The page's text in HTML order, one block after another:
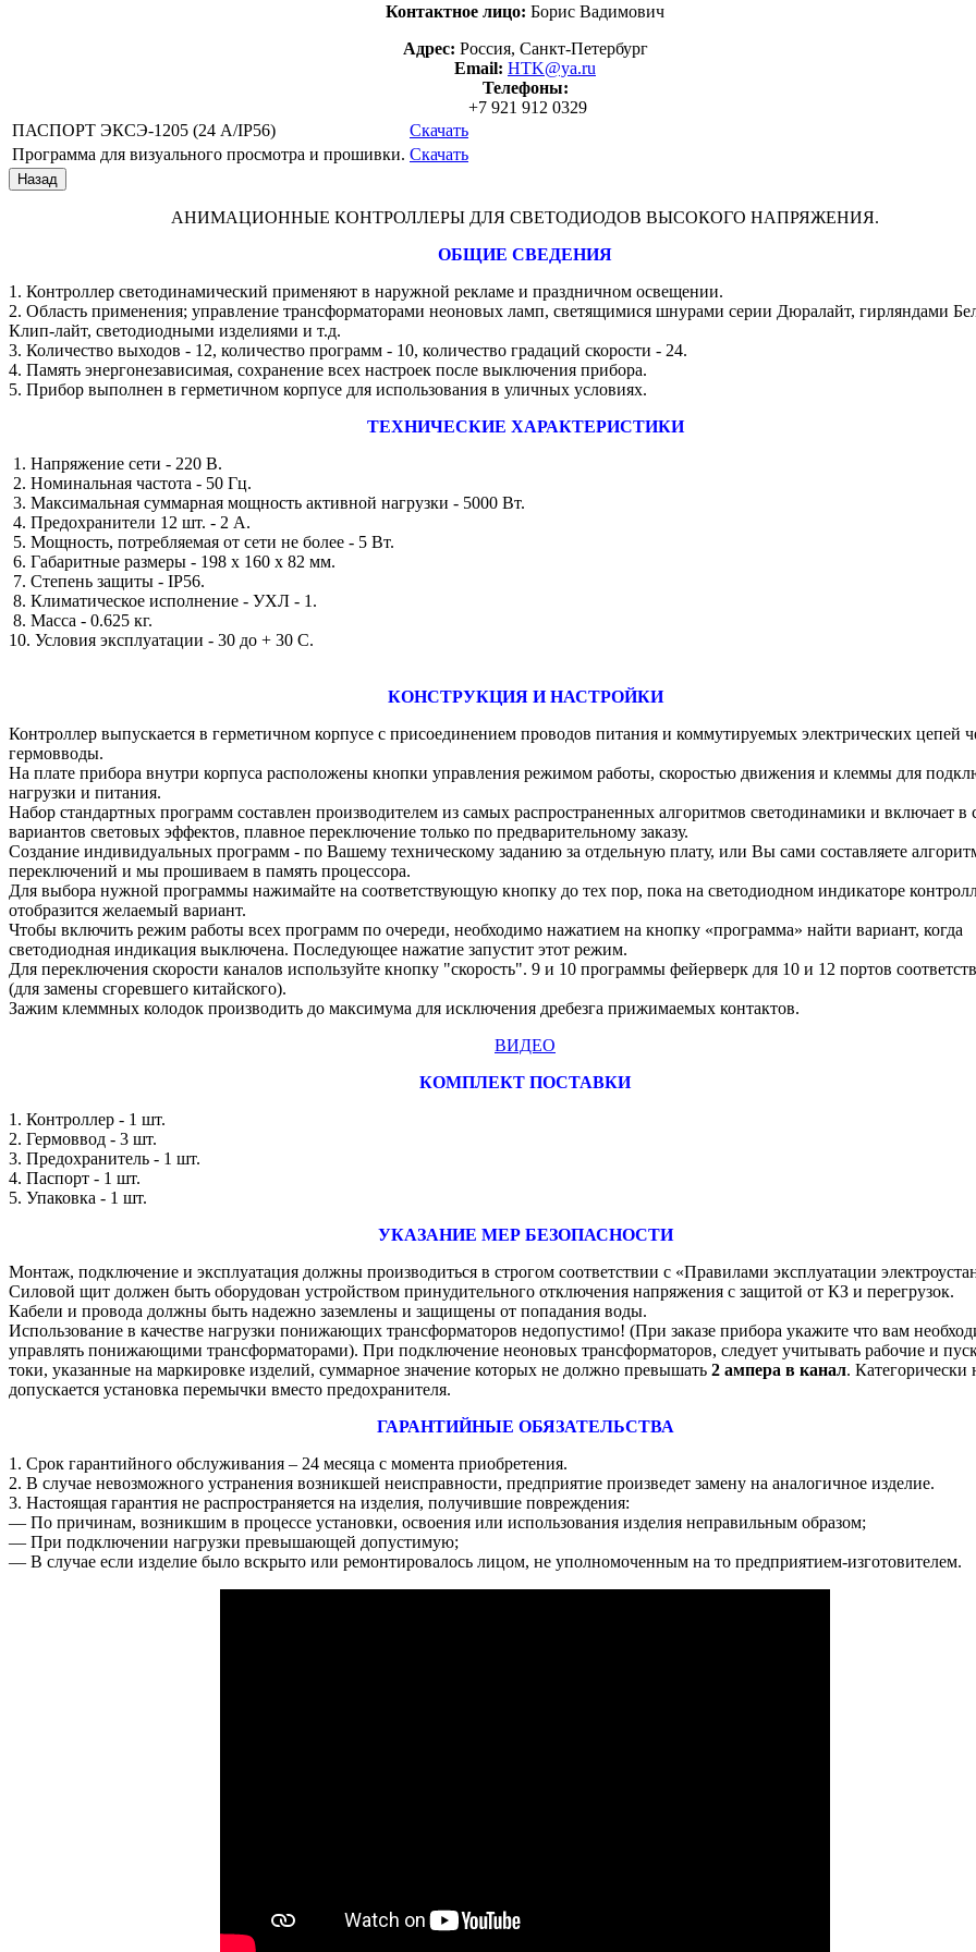
Контактное лицо: Борис Вадимович
Адрес: Россия, Санкт-Петербург
Email: HTK@ya.ru
Телефоны:
+7 921 912 0329
ПАСПОРТ ЭКСЭ-1205 (24 А/IP56)
Скачать
Программа для визуального просмотра и прошивки. Скачать
АНИМАЦИОННЫЕ КОНТРОЛЛЕРЫ ДЛЯ СВЕТОДИОДОВ ВЫСОКОГО НАПРЯЖЕНИЯ.
ОБЩИЕ СВЕДЕНИЯ
1. Контроллер светодинамический применяют в наружной рекламе и праздничном освещении.
2. Область применения; управление трансформаторами неоновых ламп, светящимися шнурами серии Дюралайт, гирляндами
Клип-лайт, светодиодными изделиями и т.д.
3. Количество выходов - 12, количество программ - 10, количество градаций скорости - 24.
4. Память энергонезависимая, сохранение всех настроек после выключения прибора.
5. Прибор выполнен в герметичном корпусе для использования в уличных условиях.
ТЕХНИЧЕСКИЕ ХАРАКТЕРИСТИКИ
1. Напряжение сети - 220 В.
2. Номинальная частота - 50 Гц.
3. Максимальная суммарная мощность активной нагрузки - 5000 Вт.
4. Предохранители 12 шт. - 2 А.
5. Мощность, потребляемая от сети не более - 5 Вт.
6. Габаритные размеры - 198 х 160 х 82 мм.
7. Степень защиты - IP56.
8. Климатическое исполнение - УХЛ - 1.
8. Масса - 0.625 кг.
10. Условия эксплуатации - 30 до + 30 С.
КОНСТРУКЦИЯ И НАСТРОЙКИ
Контроллер выпускается в герметичном корпусе с присоединением проводов питания и коммутируемых электрических цепей
гермовводы.
На плате прибора внутри корпуса расположены кнопки управления режимом работы, скоростью движения и клеммы для
нагрузки и питания.
Набор стандартных программ составлен производителем из самых распространенных алгоритмов светодинамики и включает в
вариантов световых эффектов, плавное переключение только по предварительному заказу.
Создание индивидуальных программ - по Вашему техническому заданию за отдельную плату, или Вы сами составляете
переключений и мы прошиваем в память процессора.
Для выбора нужной программы нажимайте на соответствующую кнопку до тех пор, пока на светодиодном индикаторе
отобразится желаемый вариант.
Чтобы включить режим работы всех программ по очереди, необходимо нажатием на кнопку «программа» найти вариант, когда
светодиодная индикация выключена. Последующее нажатие запустит этот режим.
Для переключения скорости каналов используйте кнопку "скорость". 9 и 10 программы фейерверк для 10 и 12 портов
(для замены сгоревшего китайского).
Зажим клеммных колодок производить до максимума для исключения дребезга прижимаемых контактов.
ВИДЕО
КОМПЛЕКТ ПОСТАВКИ
1. Контроллер - 1 шт.
2. Гермоввод - 3 шт.
3. Предохранитель - 1 шт.
4. Паспорт - 1 шт.
5. Упаковка - 1 шт.
УКАЗАНИЕ МЕР БЕЗОПАСНОСТИ
Монтаж, подключение и эксплуатация должны производиться в строгом соответствии с «Правилами эксплуатации
Силовой щит должен быть оборудован устройством принудительного отключения напряжения с защитой от КЗ и перегрузок.
Кабели и провода должны быть надежно заземлены и защищены от попадания воды.
Использование в качестве нагрузки понижающих трансформаторов недопустимо! (При заказе прибора укажите что вам
управлять понижающими трансформаторами). При подключение неоновых трансформаторов, следует учитывать рабочие и
токи, указанные на маркировке изделий, суммарное значение которых не должно превышать 2 ампера в канал. Категорически
допускается установка перемычки вместо предохранителя.
ГАРАНТИЙНЫЕ ОБЯЗАТЕЛЬСТВА
1. Срок гарантийного обслуживания – 24 месяца с момента приобретения.
2. В случае невозможного устранения возникшей неисправности, предприятие произведет замену на аналогичное изделие.
3. Настоящая гарантия не распространяется на изделия, получившие повреждения:
― По причинам, возникшим в процессе установки, освоения или использования изделия неправильным образом;
― При подключении нагрузки превышающей допустимую;
― В случае если изделие было вскрыто или ремонтировалось лицом, не уполномоченным на то предприятием-изготовителем.